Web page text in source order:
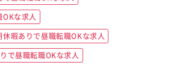
な求人
休暇ありで昼職転職OKな求人
で昼職転職OKな求人